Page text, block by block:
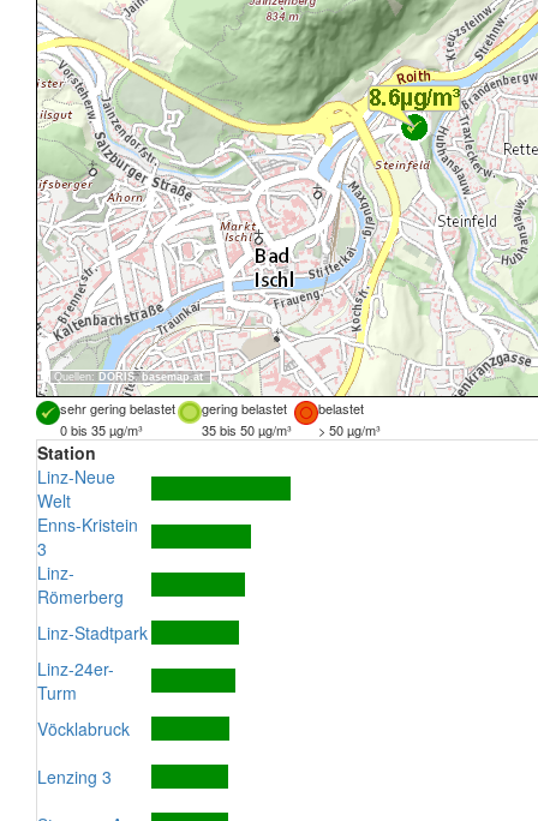
Quellen: DORIS, basemap.at
sehr gering belastet gering belastet
belastet
0 bis 35 µg/m³
35 bis 50 µg/m³ > 50 µg/m³
Station
Linz-Neue
Welt
Enns-Kristein
3
Linz-
Römerberg
Linz-Stadtpark
Linz-24er-
Turm
Vöcklabruck
Lenzing 3